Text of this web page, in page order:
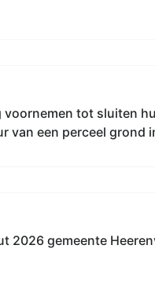
voornemen tot sluiten
van een perceel grond
2026 gemeente